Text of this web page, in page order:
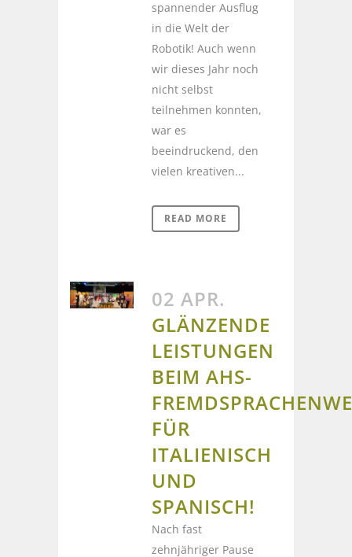
spannender Ausflug
in die Welt der
Robotik! Auch wenn
wir dieses Jahr noch
nicht selbst
teilnehmen konnten,
war es
beeindruckend, den
vielen kreativen...
READ MORE
02 APR.
GLÄNZENDE
LEISTUNGEN
BEIM AHS-
FÜR
ITALIENISCH
UND
SPANISCH!
Nach fast
zehnjähriger Pause